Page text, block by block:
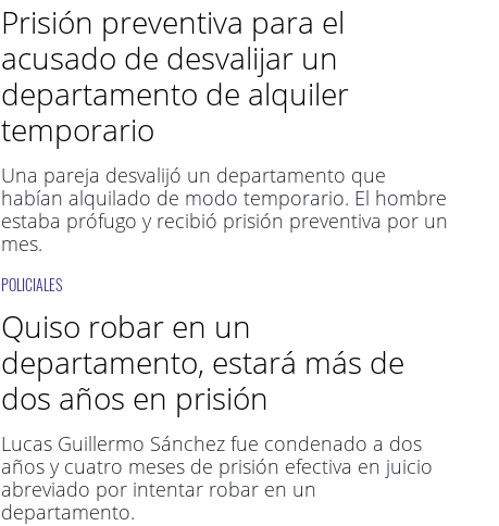
Prisión preventiva para el
acusado de desvalijar un
departamento de alquiler
temporario
Una pareja desvalijó un departamento que
habían alquilado de modo temporario. El hombre
estaba prófugo y recibió prisión preventiva por un
mes.
POLICIALES
Quiso robar en un
departamento, estará más de
dos años en prisión
Lucas Guillermo Sánchez fue condenado a dos
años y cuatro meses de prisión efectiva en juicio
abreviado por intentar robar en un
departamento.